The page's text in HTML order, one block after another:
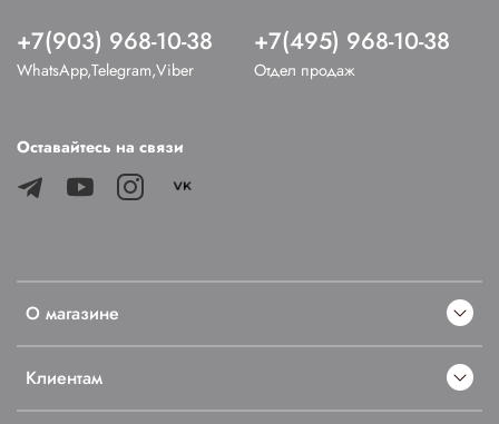
О магазине
Клиентам
+7(903) 968-10-38
WhatsApp,Telegram,Viber
+7(495) 968-10-38
Отдел продаж
Оставайтесь на связи